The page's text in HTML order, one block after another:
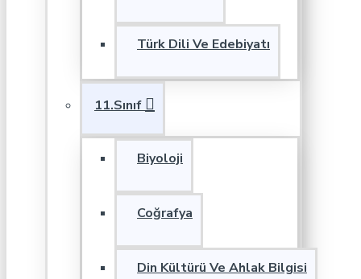
Türk Dili Ve Edebiyatı
11.Sınıf
Biyoloji
Coğrafya
Din Kültürü Ve Ahlak Bilgisi